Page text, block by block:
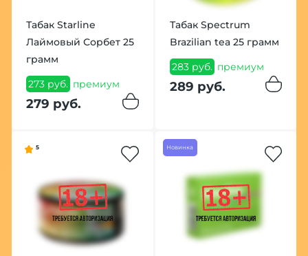
Табак Starline
Лаймовый Сорбет 25
грамм
273 руб. премиум
279 руб.
Табак Spectrum
Brazilian tea 25 грамм
283 руб. премиум
289 руб.
5 Новинка